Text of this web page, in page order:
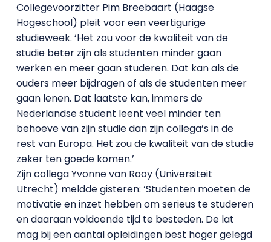
Collegevoorzitter Pim Breebaart (Haagse
Hogeschool) pleit voor een veertigurige
studieweek. ‘Het zou voor de kwaliteit van de
studie beter zijn als studenten minder gaan
werken en meer gaan studeren. Dat kan als de
ouders meer bijdragen of als de studenten meer
gaan lenen. Dat laatste kan, immers de
Nederlandse student leent veel minder ten
behoeve van zijn studie dan zijn collega’s in de
rest van Europa. Het zou de kwaliteit van de studie
zeker ten goede komen.’
Zijn collega Yvonne van Rooy (Universiteit
Utrecht) meldde gisteren: ‘Studenten moeten de
motivatie en inzet hebben om serieus te studeren
en daaraan voldoende tijd te besteden. De lat
mag bij een aantal opleidingen best hoger gelegd